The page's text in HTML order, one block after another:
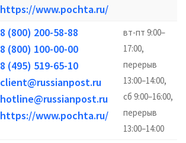
https://www.pochta.ru/
8 (800) 200-58-88
8 (800) 100-00-00
8 (495) 519-65-10
client@russianpost.ru
hotline@russianpost.ru
https://www.pochta.ru/
вт-пт 9:00–
17:00,
перерыв
13:00–14:00,
сб 9:00–16:00,
перерыв
13:00–14:00